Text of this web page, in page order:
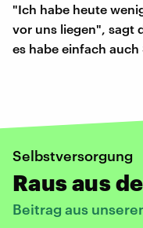
"Ich habe heute
vor uns liegen", sagt
es habe einfach auch
Selbstversorgung
Raus aus
Beitrag aus